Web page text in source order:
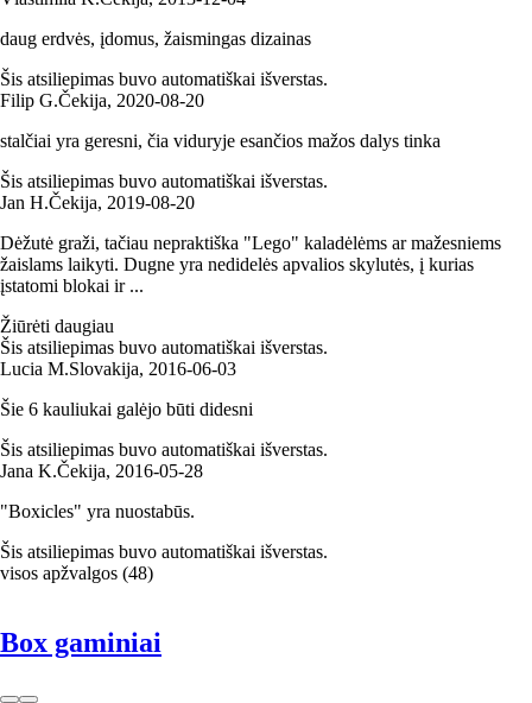
daug erdvės, įdomus, žaismingas dizainas
Šis atsiliepimas buvo automatiškai išverstas.
Filip G.Čekija, 2020‑08‑20
stalčiai yra geresni, čia viduryje esančios mažos dalys tinka
Šis atsiliepimas buvo automatiškai išverstas.
Jan H.Čekija, 2019‑08‑20
Dėžutė graži, tačiau nepraktiška "Lego" kaladėlėms ar mažesniems
žaislams laikyti. Dugne yra nedidelės apvalios skylutės, į kurias
įstatomi blokai ir ...
Žiūrėti daugiau
Šis atsiliepimas buvo automatiškai išverstas.
Lucia M.Slovakija, 2016‑06‑03
Šie 6 kauliukai galėjo būti didesni
Šis atsiliepimas buvo automatiškai išverstas.
Jana K.Čekija, 2016‑05‑28
"Boxicles" yra nuostabūs.
Šis atsiliepimas buvo automatiškai išverstas.
visos apžvalgos (48)
Box gaminiai